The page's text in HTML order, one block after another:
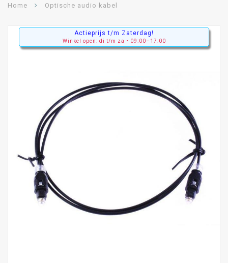
Home Optische audio kabel
Actieprijs t/m Zaterdag!
Winkel open: di t/m za • 09:00–17:00